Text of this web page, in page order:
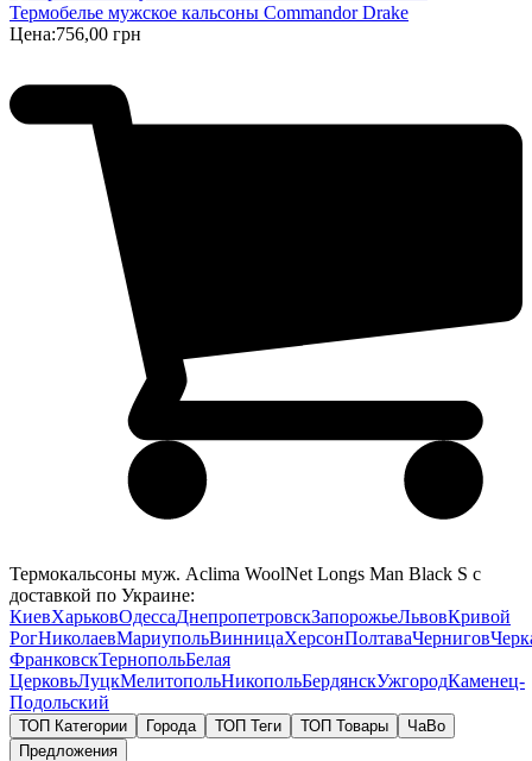
Термобелье мужское кальсоны Commandor Drake
Цена:756,00 грн
Термокальсоны муж. Aclima WoolNet Longs Man Black S с
доставкой по Украине:
КиевХарьковОдессаДнепропетровскЗапорожьеЛьвовКривой
РогНиколаевМариупольВинницаХерсонПолтаваЧернигов
ФранковскТернопольБелая
ЦерковьЛуцкМелитопольНикопольБердянскУжгородКаменец-
Подольский
ТОП Категории Города ТОП Теги ТОП Товары
ЧаВо
Предложения